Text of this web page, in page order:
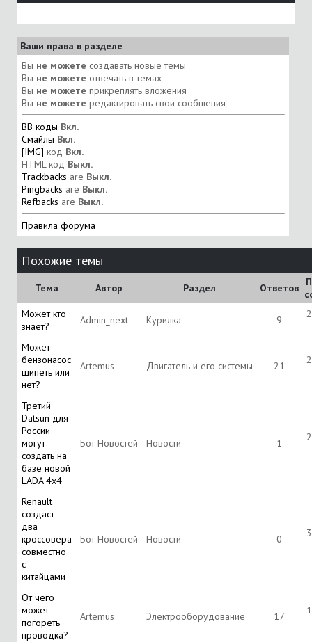
Ваши права в разделе
Вы не можете создавать новые темы
Вы не можете отвечать в темах
Вы не можете прикреплять вложения
Вы не можете редактировать свои сообщения
BB коды Вкл.
Смайлы Вкл.
[IMG] код Вкл.
HTML код Выкл.
Trackbacks are Выкл.
Pingbacks are Выкл.
Refbacks are Выкл.
Правила форума
Похожие темы
Тема Автор Раздел Ответов
Может кто
знает?
Admin_next Курилка 9
Может
бензонасос
шипеть или
нет?
Artemus Двигатель и его системы 21
Третий
Datsun для
России
могут
создать на
базе новой
LADA 4x4
Бот Новостей Новости 1
Renault
создаст
два
кроссовера
совместно
с
китайцами
Бот Новостей Новости 0
От чего
может
погореть
проводка?
Artemus Электрооборудование 17